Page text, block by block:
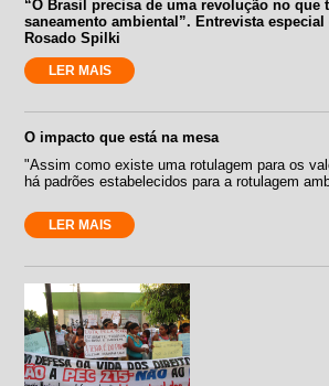
“O Brasil precisa de uma revolução no que
saneamento ambiental”. Entrevista
Rosado Spilki
LER MAIS
O impacto que está na mesa
"Assim como existe uma rotulagem para os
há padrões estabelecidos para a rotulagem
LER MAIS